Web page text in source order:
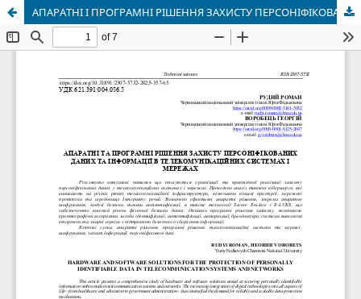
АПАРАТНІ І ПРОГРАМНІ РІШЕННЯ ЗАХИСТУ ПЕРСОНІФІКОВАНИХ ДАНИХ ТА ІНФОРМАЦІЇ В ТЕЛЕКОМУНІКАЦІЙНИХ СИСТЕМАХ І МЕРЕЖАХ